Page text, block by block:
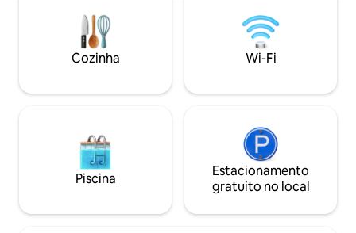
nenhuma árvore. A ideia é que a
natureza nos abrace e que estejamos
em harmonia com o ambiente a nossa
Dispomos da
são bem vindos,
antecipadamente
Cozinha Wi-Fi
Piscina
Estacionamento
gratuito no local